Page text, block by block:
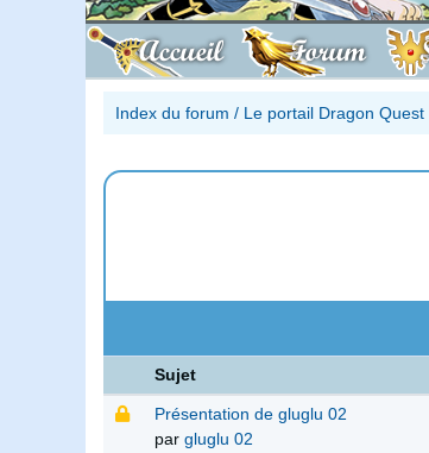
Accueil Forum
Index du forum / Le portail Dragon Quest
Sujet
Présentation de gluglu 02
par gluglu 02